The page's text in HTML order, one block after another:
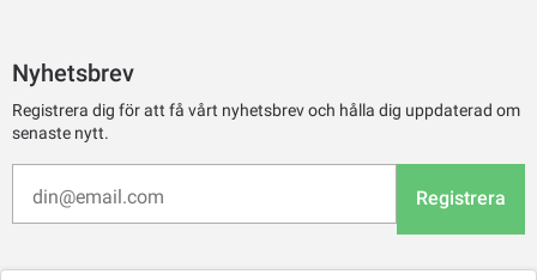
Nyhetsbrev
Registrera dig för att få vårt nyhetsbrev och hålla dig uppdaterad om
senaste nytt.
Registrera